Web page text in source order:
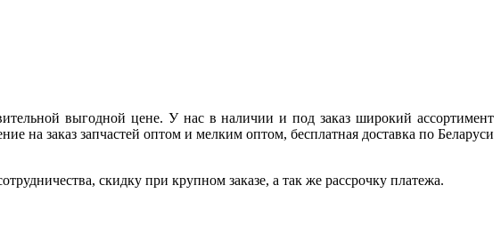
выгодной цене. У нас в наличии и под заказ широкий ассортимент
на заказ запчастей оптом и мелким оптом, бесплатная доставка по Беларуси
скидку при крупном заказе, а так же рассрочку платежа.